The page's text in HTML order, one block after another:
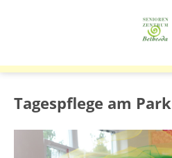
STATIONÄRE PFLEGE
TAGESPFLEGE
ÜBER UNS
Tagespflege am Park